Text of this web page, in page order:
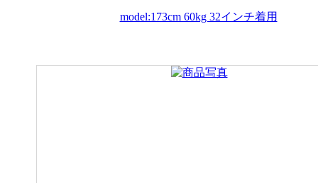
model:173cm 60kg 32インチ着用